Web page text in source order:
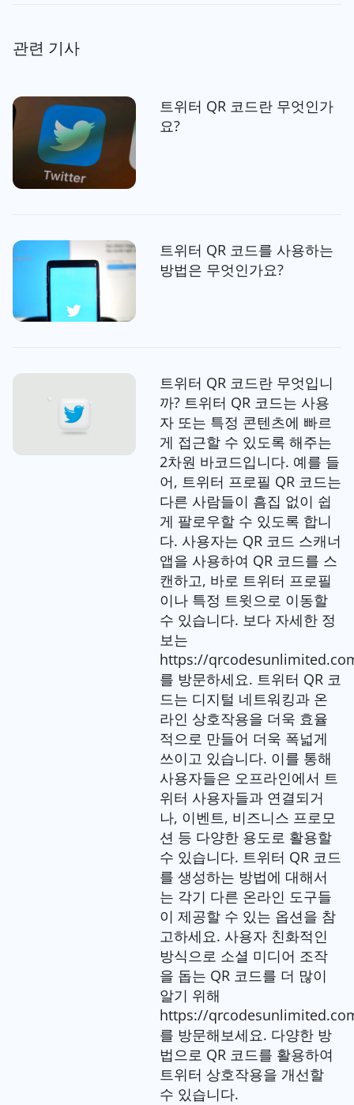
관련 기사
트위터 QR 코드란 무엇인가
요?
트위터 QR 코드를 사용하는
방법은 무엇인가요?
트위터 QR 코드란 무엇입니
까? 트위터 QR 코드는 사용
자 또는 특정 콘텐츠에 빠르
게 접근할 수 있도록 해주는
2차원 바코드입니다. 예를 들
어, 트위터 프로필 QR 코드는
다른 사람들이 흠집 없이 쉽
게 팔로우할 수 있도록 합니
다. 사용자는 QR 코드 스캐너
앱을 사용하여 QR 코드를 스
캔하고, 바로 트위터 프로필
이나 특정 트윗으로 이동할
수 있습니다. 보다 자세한 정
보는
https://
를 방문하세요. 트위터 QR 코
드는 디지털 네트워킹과 온
라인 상호작용을 더욱 효율
적으로 만들어 더욱 폭넓게
쓰이고 있습니다. 이를 통해
사용자들은 오프라인에서 트
위터 사용자들과 연결되거
나, 이벤트, 비즈니스 프로모
션 등 다양한 용도로 활용할
수 있습니다. 트위터 QR 코드
를 생성하는 방법에 대해서
는 각기 다른 온라인 도구들
이 제공할 수 있는 옵션을 참
고하세요. 사용자 친화적인
방식으로 소셜 미디어 조작
을 돕는 QR 코드를 더 많이
알기 위해
https://
를 방문해보세요. 다양한 방
법으로 QR 코드를 활용하여
트위터 상호작용을 개선할
수 있습니다.